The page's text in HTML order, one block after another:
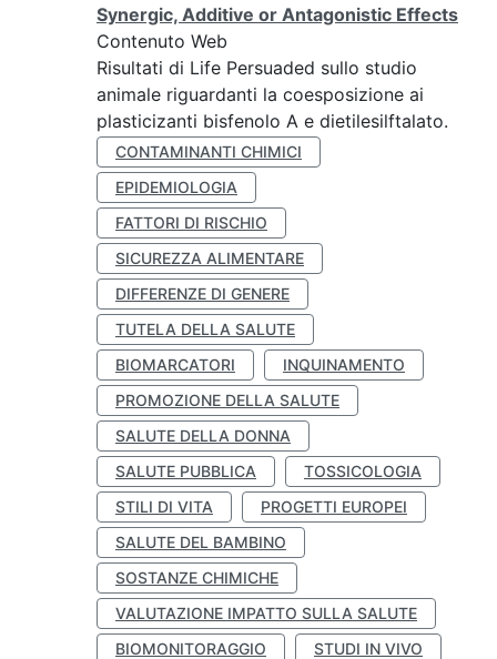
Synergic, Additive or Antagonistic Effects
Contenuto Web
Risultati di Life Persuaded sullo studio
animale riguardanti la coesposizione ai
plasticizanti bisfenolo A e dietilesilftalato.
CONTAMINANTI CHIMICI
EPIDEMIOLOGIA
FATTORI DI RISCHIO
SICUREZZA ALIMENTARE
DIFFERENZE DI GENERE
TUTELA DELLA SALUTE
BIOMARCATORI
INQUINAMENTO
PROMOZIONE DELLA SALUTE
SALUTE DELLA DONNA
SALUTE PUBBLICA
TOSSICOLOGIA
STILI DI VITA
PROGETTI EUROPEI
SALUTE DEL BAMBINO
SOSTANZE CHIMICHE
VALUTAZIONE IMPATTO SULLA SALUTE
BIOMONITORAGGIO
STUDI IN VIVO